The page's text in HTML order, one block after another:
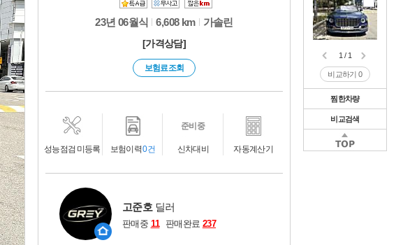
23년 06월식 6,608 km 가솔린
[가격상담]
보험료조회
성능점검 미등록 보험이력0건 신차대비
준비중
자동계산기
고준호 딜러
판매중 11 판매완료 237
1 / 1
비교하기0
찜한차량
1 / 1
비교하기
비교검색
1 / 1